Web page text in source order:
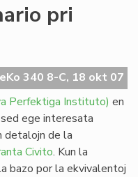
pri
340 8-C, 18 okt 07
Perfektiga Instituto) en
ege interesata
detalojn de la
Civito. Kun la
bazo por la ekvivalentoj